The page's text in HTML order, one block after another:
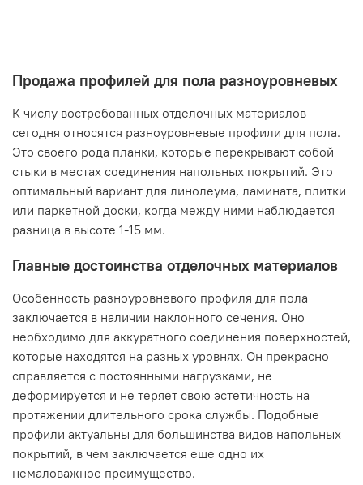
Продажа профилей для пола разноуровневых
К числу востребованных отделочных материалов
сегодня относятся разноуровневые профили для пола.
Это своего рода планки, которые перекрывают собой
стыки в местах соединения напольных покрытий. Это
оптимальный вариант для линолеума, ламината, плитки
или паркетной доски, когда между ними наблюдается
разница в высоте 1-15 мм.
Главные достоинства отделочных материалов
Особенность разноуровневого профиля для пола
заключается в наличии наклонного сечения. Оно
необходимо для аккуратного соединения поверхностей,
которые находятся на разных уровнях. Он прекрасно
справляется с постоянными нагрузками, не
деформируется и не теряет свою эстетичность на
протяжении длительного срока службы. Подобные
профили актуальны для большинства видов напольных
покрытий, в чем заключается еще одно их
немаловажное преимущество.